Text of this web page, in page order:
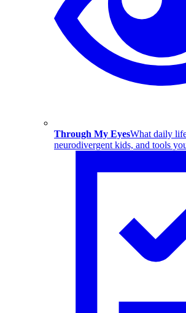
Through My EyesWhat daily
neurodivergent kids, and tools